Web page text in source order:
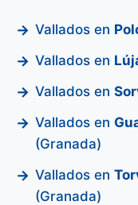
Vallados en
Vallados en
Vallados en
Vallados en
(Granada)
Vallados en
(Granada)